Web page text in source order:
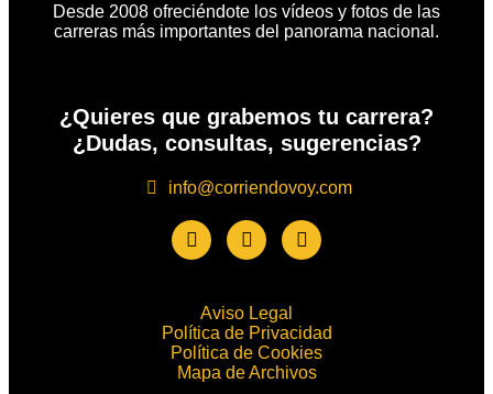
Desde 2008 ofreciéndote los vídeos y fotos de las
carreras más importantes del panorama nacional.
¿Quieres que grabemos tu carrera?
¿Dudas, consultas, sugerencias?
info@corriendovoy.com
Aviso Legal
Política de Privacidad
Política de Cookies
Mapa de Archivos